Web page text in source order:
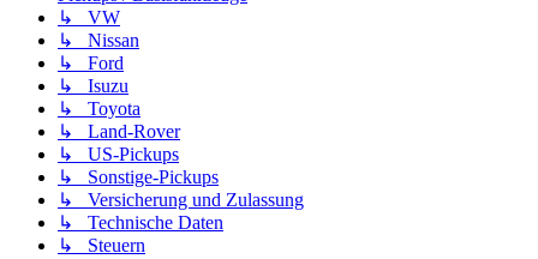
↳ VW
↳ Nissan
↳ Ford
↳ Isuzu
↳ Toyota
↳ Land-Rover
↳ US-Pickups
↳ Sonstige-Pickups
↳ Versicherung und Zulassung
↳ Technische Daten
↳ Steuern